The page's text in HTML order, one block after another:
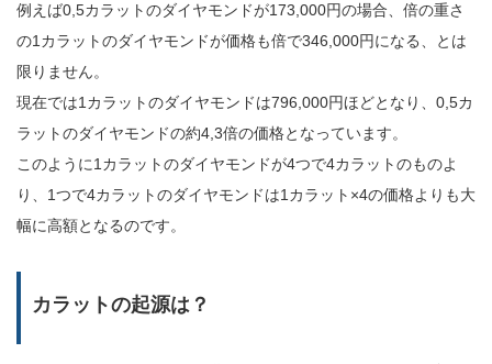
例えば0,5カラットのダイヤモンドが173,000円の場合、倍の重さ
の1カラットのダイヤモンドが価格も倍で346,000円になる、とは
限りません。
現在では1カラットのダイヤモンドは796,000円ほどとなり、0,5カ
ラットのダイヤモンドの約4,3倍の価格となっています。
このように1カラットのダイヤモンドが4つで4カラットのものよ
り、1つで4カラットのダイヤモンドは1カラット×4の価格よりも大
幅に高額となるのです。
カラットの起源は？